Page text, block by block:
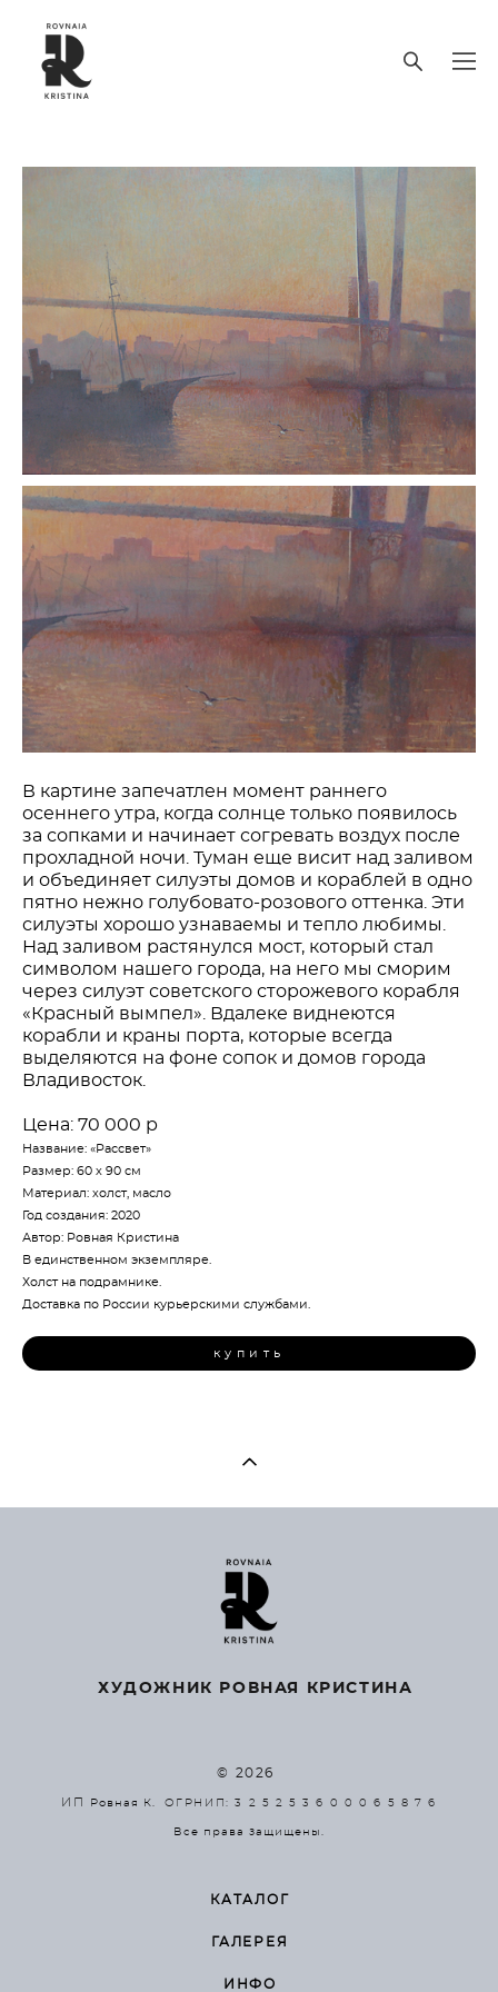
В картине запечатлен момент раннего
осеннего утра, когда солнце только появилось
за сопками и начинает согревать воздух после
прохладной ночи. Туман еще висит над заливом
и объединяет силуэты домов и кораблей в одно
пятно нежно голубовато-розового оттенка. Эти
силуэты хорошо узнаваемы и тепло любимы.
Над заливом растянулся мост, который стал
символом нашего города, на него мы сморим
через силуэт советского сторожевого корабля
«Красный вымпел». Вдалеке виднеются
корабли и краны порта, которые всегда
выделяются на фоне сопок и домов города
Владивосток.
Цена: 70 000 р
Название: «Рассвет»
Размер: 60 х 90 см
Материал: холст, масло
Год создания: 2020
Автор: Ровная Кристина
В единственном экземпляре.
Холст на подрамнике.
Доставка по России курьерскими службами.
купить
ХУДОЖНИК РОВНАЯ КРИСТИНА
© 2026
ИП Ровная К. ОГРНИП: 3 2 5 2 5 3 6 0 0 0 6 5 8 7 6
Все права защищены.
КАТАЛОГ
ГАЛЕРЕЯ
ИНФО